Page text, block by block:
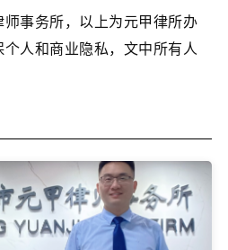
事务所，以上为元甲律所办
人和商业隐私，文中所有人